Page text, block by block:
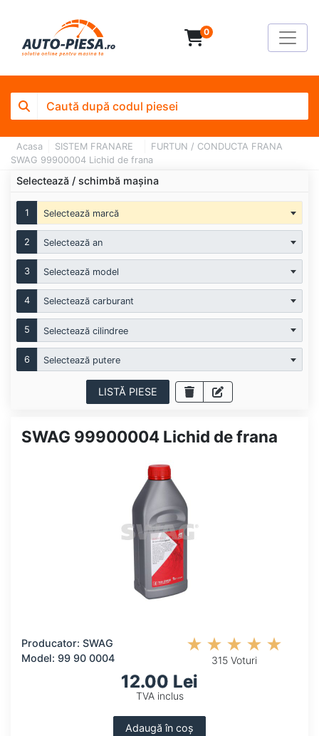
0
Acasa SISTEM FRANARE
FURTUN / CONDUCTA FRANA
SWAG 99900004 Lichid de frana
Selectează / schimbă mașina
1 Selectează marcă
2 Selectează an
3 Selectează model
4 Selectează carburant
5 Selectează cilindree
6 Selectează putere
LISTĂ PIESE
SWAG 99900004 Lichid de frana
Producator: SWAG
Model: 99 90 0004
315 Voturi
12.00 Lei
TVA inclus
Adaugă în coș